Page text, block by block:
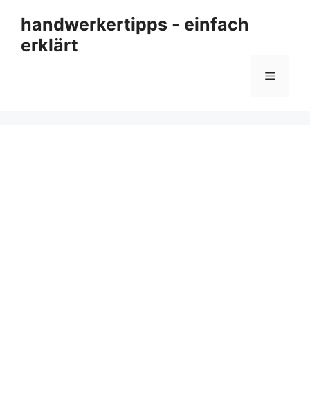
Inhalt
springen
handwerkertipps - einfach
erklärt
Menü